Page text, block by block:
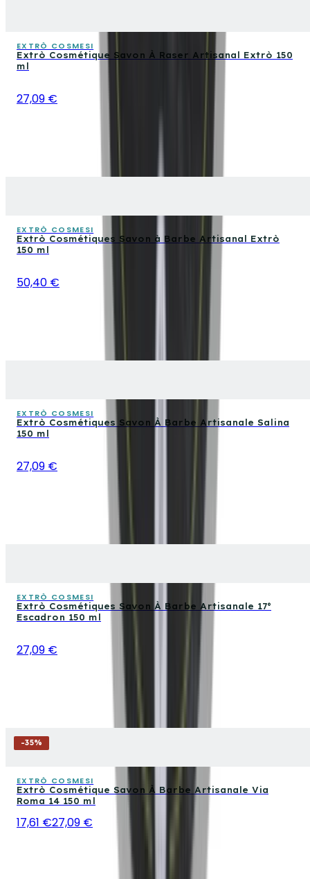
EXTRÒ COSMESI
Extrò Cosmétique Savon À Raser Artisanal Extrò 150
ml
27,09 €
EXTRÒ COSMESI
Extrò Cosmétiques Savon à Barbe Artisanal Extrò
150 ml
50,40 €
EXTRÒ COSMESI
Extrò Cosmétiques Savon À Barbe Artisanale Salina
150 ml
27,09 €
EXTRÒ COSMESI
Extrò Cosmétiques Savon À Barbe Artisanale 17°
Escadron 150 ml
27,09 €
-35%
EXTRÒ COSMESI
Extrò Cosmétique Savon À Barbe Artisanale Via
Roma 14 150 ml
17,61 €27,09 €